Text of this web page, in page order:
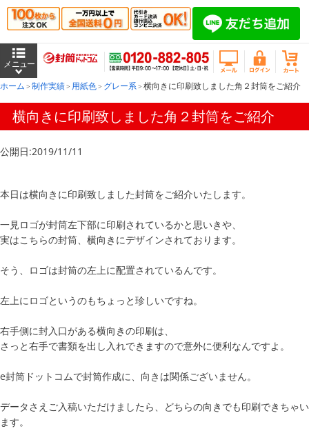
ホーム 制作実績 用紙色 グレー系 横向きに印刷致しました角２封筒をご紹介
横向きに印刷致しました角２封筒をご紹介
公開日:2019/11/11
本日は横向きに印刷致しました封筒をご紹介いたします。
一見ロゴが封筒左下部に印刷されているかと思いきや、
実はこちらの封筒、横向きにデザインされております。
そう、ロゴは封筒の左上に配置されているんです。
左上にロゴというのもちょっと珍しいですね。
右手側に封入口がある横向きの印刷は、
さっと右手で書類を出し入れできますので意外に便利なんですよ。
e封筒ドットコムで封筒作成に、向きは関係ございません。
データさえご入稿いただけましたら、どちらの向きでも印刷できちゃい
ます。